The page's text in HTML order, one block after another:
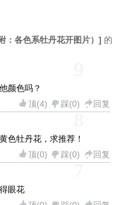
：各色系牡丹花开图片） ] 的
颜色吗？
顶(4) 踩(0)
回复
色牡丹花，求推荐！
顶(0) 踩(0)
回复
眼花